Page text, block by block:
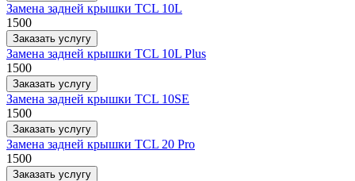
Замена задней крышки TCL 10L
1500
Заказать услугу
Замена задней крышки TCL 10L Plus
1500
Заказать услугу
Замена задней крышки TCL 10SE
1500
Заказать услугу
Замена задней крышки TCL 20 Pro
1500
Заказать услугу